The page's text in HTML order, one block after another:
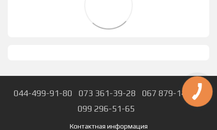
044-499-91-80 073 361-39-28
067 879-14-74
099 296-51-65
Контактная информация